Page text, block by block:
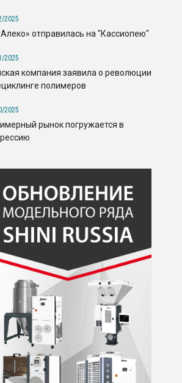
2025
отправилась на "Кассиопею"
2025
компания заявила о революции
полимеров
2025
рынок погружается в